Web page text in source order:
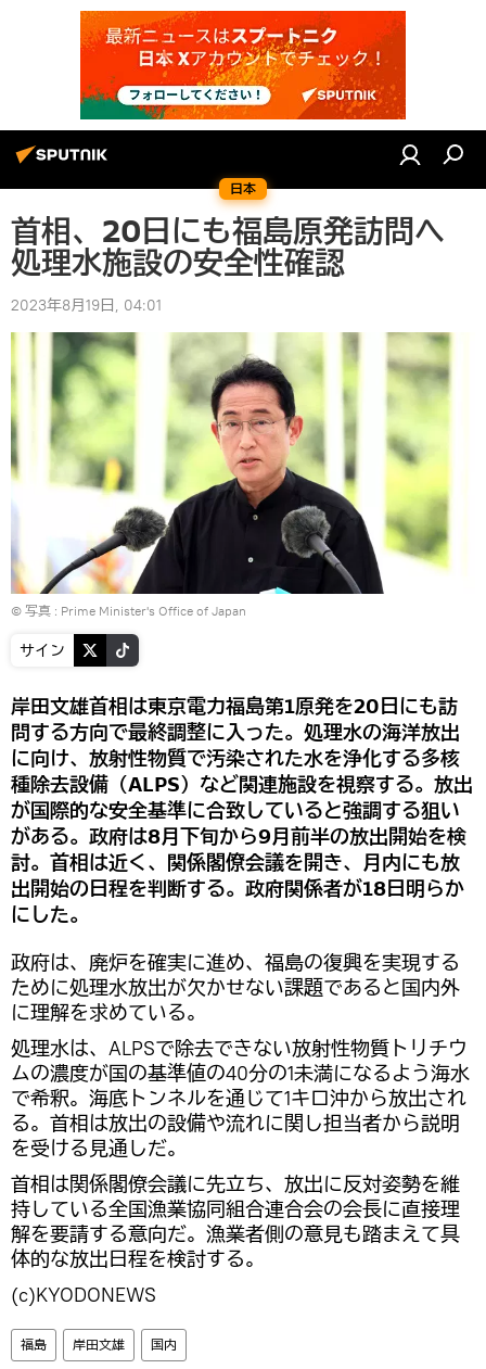
日本
首相、20日にも福島原発訪問へ
処理水施設の安全性確認
2023年8月19日, 04:01
© 写真 : Prime Minister's Office of Japan
サイン
岸田文雄首相は東京電力福島第1原発を20日にも訪
問する方向で最終調整に入った。処理水の海洋放出
に向け、放射性物質で汚染された水を浄化する多核
種除去設備（ALPS）など関連施設を視察する。放出
が国際的な安全基準に合致していると強調する狙い
がある。政府は8月下旬から9月前半の放出開始を検
討。首相は近く、関係閣僚会議を開き、月内にも放
出開始の日程を判断する。政府関係者が18日明らか
にした。
政府は、廃炉を確実に進め、福島の復興を実現する
ために処理水放出が欠かせない課題であると国内外
に理解を求めている。
処理水は、ALPSで除去できない放射性物質トリチウ
ムの濃度が国の基準値の40分の1未満になるよう海水
で希釈。海底トンネルを通じて1キロ沖から放出され
る。首相は放出の設備や流れに関し担当者から説明
を受ける見通しだ。
首相は関係閣僚会議に先立ち、放出に反対姿勢を維
持している全国漁業協同組合連合会の会長に直接理
解を要請する意向だ。漁業者側の意見も踏まえて具
体的な放出日程を検討する。
(c)KYODONEWS
福島 岸田文雄 国内